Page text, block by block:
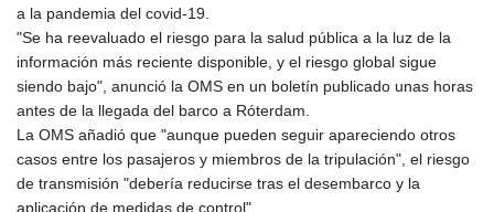
a la pandemia del covid-19.
"Se ha reevaluado el riesgo para la salud pública a la luz de la
información más reciente disponible, y el riesgo global sigue
siendo bajo", anunció la OMS en un boletín publicado unas horas
antes de la llegada del barco a Róterdam.
La OMS añadió que "aunque pueden seguir apareciendo otros
casos entre los pasajeros y miembros de la tripulación", el riesgo
de transmisión "debería reducirse tras el desembarco y la
aplicación de medidas de control".